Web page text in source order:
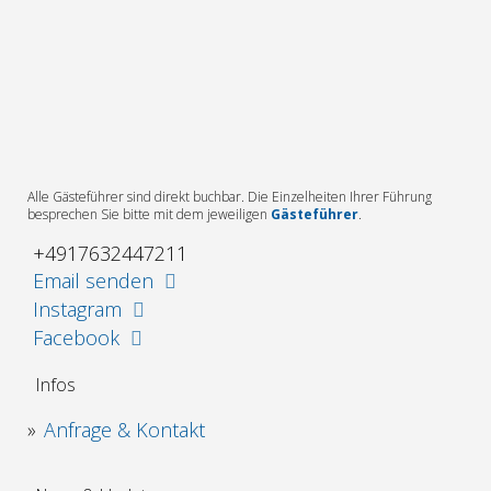
Alle Gästeführer sind direkt buchbar. Die Einzelheiten Ihrer Führung
besprechen Sie bitte mit dem jeweiligen Gästeführer.
+4917632447211
Email senden
Instagram
Facebook
Infos
Anfrage & Kontakt